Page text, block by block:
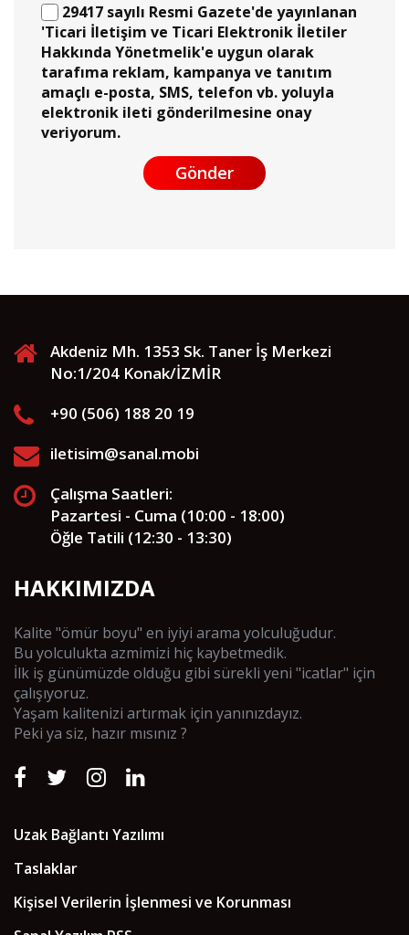
29417 sayılı Resmi Gazete'de yayınlanan
'Ticari İletişim ve Ticari Elektronik İletiler
Hakkında Yönetmelik'e uygun olarak
tarafıma reklam, kampanya ve tanıtım
amaçlı e-posta, SMS, telefon vb. yoluyla
elektronik ileti gönderilmesine onay
veriyorum.
Gönder
Akdeniz Mh. 1353 Sk. Taner İş Merkezi
No:1/204 Konak/İZMİR
+90 (506) 188 20 19
iletisim@sanal.mobi
Çalışma Saatleri:
Pazartesi - Cuma (10:00 - 18:00)
Öğle Tatili (12:30 - 13:30)
HAKKIMIZDA
Kalite "ömür boyu" en iyiyi arama yolculuğudur.
Bu yolculukta azmimizi hiç kaybetmedik.
İlk iş günümüzde olduğu gibi sürekli yeni "icatlar" için
çalışıyoruz.
Yaşam kalitenizi artırmak için yanınızdayız.
Peki ya siz, hazır mısınız ?
Uzak Bağlantı Yazılımı
Taslaklar
Kişisel Verilerin İşlenmesi ve Korunması